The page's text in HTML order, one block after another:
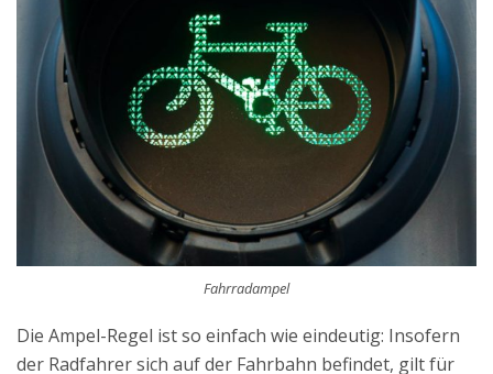
Fahrradampel
Die Ampel-Regel ist so einfach wie eindeutig: Insofern
der Radfahrer sich auf der Fahrbahn befindet, gilt für